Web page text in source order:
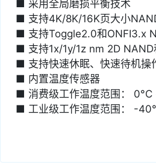
■ 采用全局磨损平衡技术
■ 支持4K/8K/16K页大小
■ 支持Toggle2.0和ONFI3.x
■ 支持1x/1y/1z nm 2D
■ 支持快速休眠、快速待机操
■ 内置温度传感器
■ 消费级工作温度范围： 0°C
■ 工业级工作温度范围： -